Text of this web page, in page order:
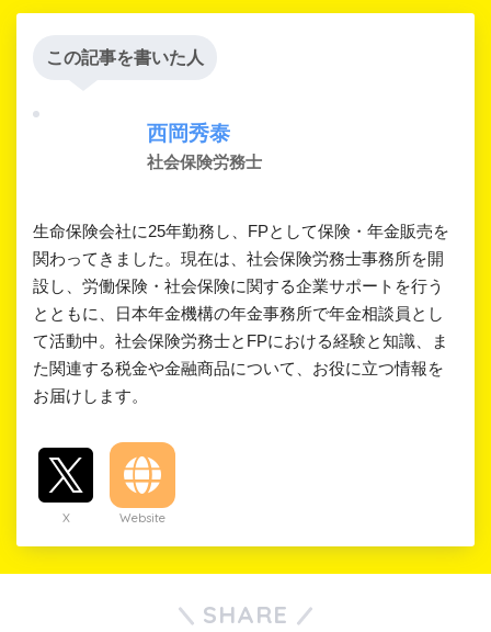
この記事を書いた人
西岡秀泰
社会保険労務士
生命保険会社に25年勤務し、FPとして保険・年金販売を
関わってきました。現在は、社会保険労務士事務所を開
設し、労働保険・社会保険に関する企業サポートを行う
とともに、日本年金機構の年金事務所で年金相談員とし
て活動中。社会保険労務士とFPにおける経験と知識、ま
た関連する税金や金融商品について、お役に立つ情報を
お届けします。
Twitter Website
SHARE